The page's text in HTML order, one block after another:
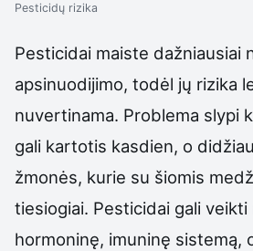
Pesticidų rizika
Pesticidai maiste dažniausiai
apsinuodijimo, todėl jų rizika
nuvertinama. Problema slypi
gali kartotis kasdien, o
žmonės, kurie su šiomis
tiesiogiai. Pesticidai gali veikti
hormoninę, imuninę sistemą,